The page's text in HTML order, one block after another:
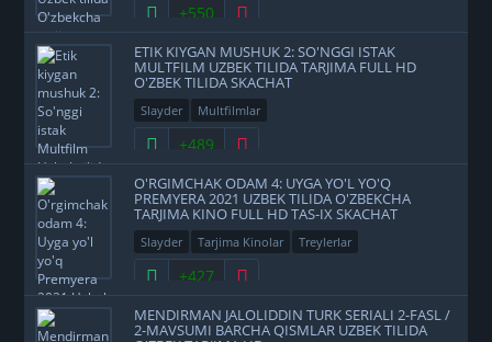
+550
ETIK KIYGAN MUSHUK 2: SO'NGGI ISTAK
MULTFILM UZBEK TILIDA TARJIMA FULL HD
O'ZBEK TILIDA SKACHAT
Slayder Multfilmlar
+489
O'RGIMCHAK ODAM 4: UYGA YO'L YO'Q
PREMYERA 2021 UZBEK TILIDA O'ZBEKCHA
TARJIMA KINO FULL HD TAS-IX SKACHAT
Slayder Tarjima Kinolar Treylerlar
+427
MENDIRMAN JALOLIDDIN TURK SERIALI 2-FASL /
2-MAVSUMI BARCHA QISMLAR UZBEK TILIDA